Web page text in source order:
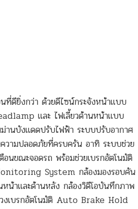
ที่ดียิ่งกว่า ด้วยดีไซน์กระจังหน้าแบบ
และ ไฟเลี้ยวด้านหน้าแบบ
นบังแดดปรับไฟฟ้า ระบบปรับอากาศ
ามปลอดภัยที่ครบครัน อาทิ ระบบช่วย
อนขณะจอดรถ พร้อมช่วยเบรกอัตโนมัติ
System กล้องมองรอบคัน
และด้านหลัง กล้องวิดีโอบันทึกภาพ
เบรกอัตโนมัติ Auto Brake Hold